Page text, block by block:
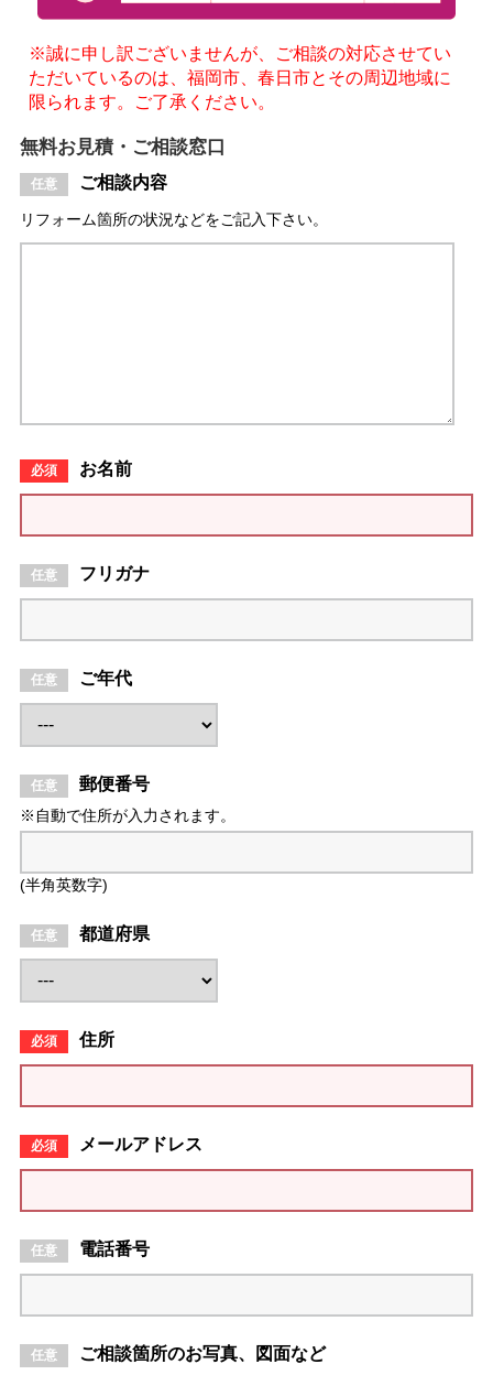
※誠に申し訳ございませんが、ご相談の対応させてい
ただいているのは、福岡市、春日市とその周辺地域に
限られます。ご了承ください。
無料お見積・ご相談窓口
ご相談内容
リフォーム箇所の状況などをご記入下さい。
お名前
フリガナ
ご年代
郵便番号
※自動で住所が入力されます。
(半角英数字)
都道府県
住所
メールアドレス
電話番号
ご相談箇所のお写真、図面など